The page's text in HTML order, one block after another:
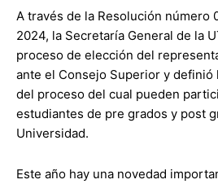
A través de la Resolución número
2024, la Secretaría General de la
proceso de elección del
ante el Consejo Superior y definió
del proceso del cual pueden
estudiantes de pre grados y post
Universidad.
Este año hay una novedad